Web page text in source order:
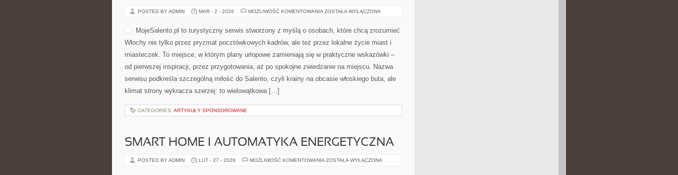
POSTED BY ADMIN MAR - 2 - 2026 MOŻLIWOŚĆ KOMENTOWANIA NEAPOL
ZOSTAŁA WYŁĄCZONA
MojeSalento.pl to turystyczny serwis stworzony z myślą o osobach, które chcą zrozumieć
Włochy nie tylko przez pryzmat pocztówkowych kadrów, ale też przez lokalne życie miast i
miasteczek. To miejsce, w którym plany urlopowe zamieniają się w praktyczne wskazówki –
od pierwszej inspiracji, przez przygotowania, aż po spokojne zwiedzanie na miejscu. Nazwa
serwisu podkreśla szczególną miłość do Salento, czyli krainy na obcasie włoskiego buta, ale
klimat strony wykracza szerzej: to wielowątkowa […]
CATEGORIES: ARTYKUŁY SPONSOROWANE
SMART HOME I AUTOMATYKA ENERGETYCZNA
POSTED BY ADMIN LUT - 27 - 2026 MOŻLIWOŚĆ KOMENTOWANIA SMART
ZOSTAŁA WYŁĄCZONA